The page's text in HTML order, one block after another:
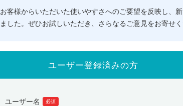
人気ドメインの種類
お客様からいただいた使いやすさへのご要望を反映し、
ました。ぜひお試しいただき、さらなるご意見をお寄せく
ユーザー登録済みの方
ユーザー名 必須